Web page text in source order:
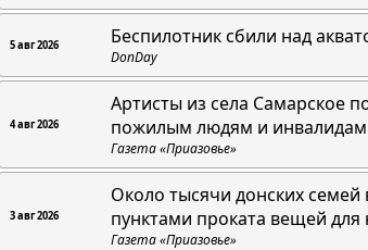
5 авг 2026 Беспилотник сбили над
DonDay
4 авг 2026
Артисты из села Самарское
пожилым людям и инвалидам
Газета «Приазовье»
3 авг 2026
Около тысячи донских семей
пунктами проката вещей
Газета «Приазовье»